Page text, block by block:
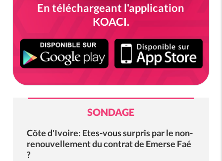
En téléchargeant l'application
KOACI.
SONDAGE
Côte d'Ivoire: Etes-vous surpris par le non-
renouvellement du contrat de Emerse Faé
?